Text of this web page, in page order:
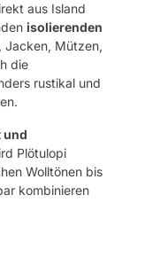
aus Island
isolierenden
Jacken, Mützen,
die
rustikal und
und
Plötulopi
Wolltönen bis
kombinieren